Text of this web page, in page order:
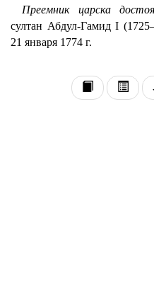
Преемник царска
султан Абдул-Гамид I
21 января 1774 г.